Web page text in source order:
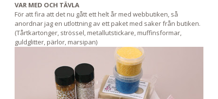
VAR MED OCH TÄVLA
För att fira att det nu gått ett helt år med webbutiken, så
anordnar jag en utlottning av ett paket med saker från butiken.
(Tårtkartonger, strössel, metallutstickare, muffinsformar,
guldglitter, pärlor, marsipan)